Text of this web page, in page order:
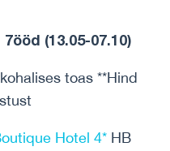
(13.05-07.10)
toas **Hind
Hotel 4* HB